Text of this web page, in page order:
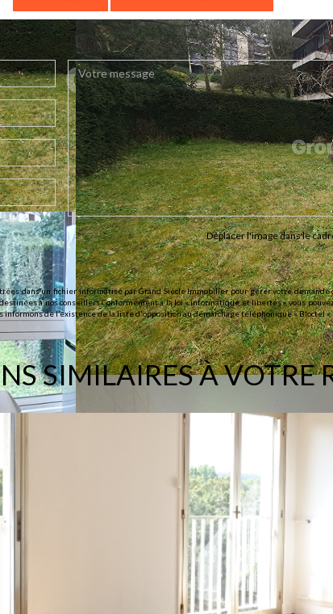
Déplacer l'image dans le
dans un fichier informatisé par Grand Siècle Immobilier pour gérer votre
à nos conseillers Conformément à la loi « informatique et libertés », vous
informons de l’existence de la liste d'opposition au démarchage téléphonique « Bloctel
SIMILAIRES À VOTRE